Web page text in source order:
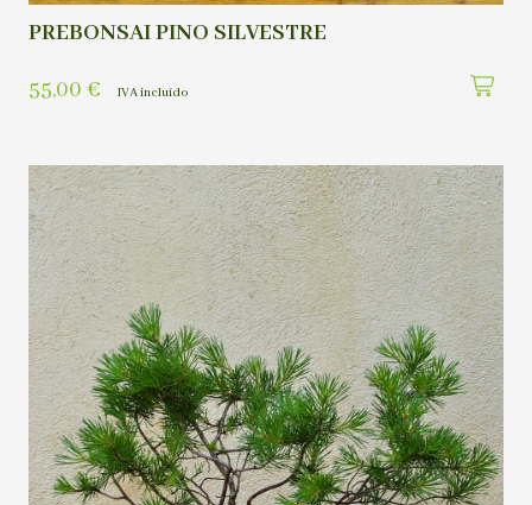
PREBONSAI PINO SILVESTRE
55,00 € IVA incluído